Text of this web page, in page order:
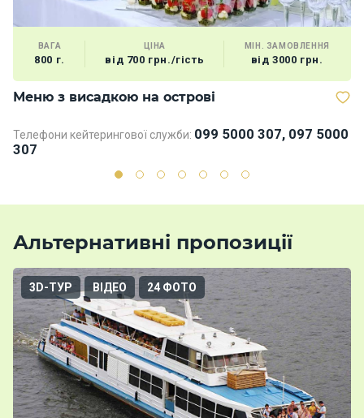
ВАГА
800 г.
ЦІНА
від 700 грн./гість
МІН. ЗАМОВЛЕННЯ
від 3000 грн.
Меню з висадкою на острові
Телефони кейтерингової служби: 099 5000 307, 097 5000
307
Альтернативні пропозиції
3D-ТУР ВІДЕО 24 ФОТО